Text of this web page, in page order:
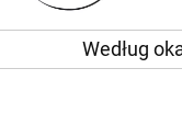
Według